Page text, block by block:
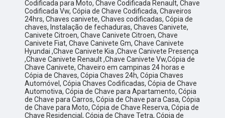
Codificada para Moto, Chave Codificada Renault, Chave
Codificada Vw, Cópia de Chave Codificada, Chaveiros
24hrs, Chaves canivete, Chaves codificadas, Cópia de
chaves, Instalação de fechaduras, Chaves Canivete,
Canivete Citroen, Chave Canivete Citroen, Chave
Canivete Fiat, Chave Canivete Gm, Chave Canivete
Hyundai ,Chave Canivete Kia ,Chave Canivete Presença
,Chave Canivete Renault ,Chave Canivete Vw,Cópia de
Chave Canivete, Chaveiro em campinas 24 horas e
Cópia de Chaves, Cópia Chaves 24h, Cópia Chaves
Automóvel, Cópia Chaves Codificadas, Cópia de Chave
Automotiva, Cópia de Chave para Apartamento, Cópia
de Chave para Carros, Cópia de Chave para Casa, Cópia
de Chave para Moto, Cópia de Chave Reserva, Cópia de
Chave Residencial, Cópia de Chave Tetra, Cópia de